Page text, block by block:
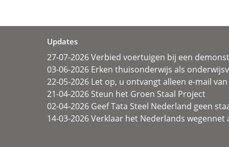
Updates
27-07-2026 Verbied voertuigen bij een
03-06-2026 Erken thuisonderwijs als
22-05-2026 Let op, u ontvangt alleen e-mail
21-04-2026 Steun het Groen Staal Project
02-04-2026 Geef Tata Steel Nederland geen
14-03-2026 Verklaar het Nederlands wegennet